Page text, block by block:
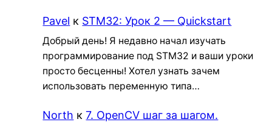
Pavel к STM32: Урок 2 — Quickstart
Добрый день! Я недавно начал изучать
программирование под STM32 и ваши уроки
просто бесценны! Хотел узнать зачем
использовать переменную типа…
North к7. OpenCV шаг за шагом.